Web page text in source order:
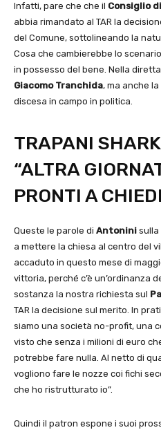
Infatti, pare che che il Consiglio
abbia rimandato al TAR la
del Comune, sottolineando la
Cosa che cambierebbe lo
in possesso del bene. Nella
Giacomo Tranchida, ma anche
discesa in campo in politica.
TRAPANI
“ALTRA
PRONTI A
Queste le parole di Antonini sulla
a mettere la chiesa al centro del
accaduto in questo mese di
vittoria, perché c’è un’ordinanza
sostanza la nostra richiesta sul
TAR la decisione sul merito. In
siamo una società no-profit, una
visto che senza i milioni di euro
potrebbe fare nulla. Al netto di
vogliono fare le nozze coi fichi
che ho ristrutturato io”.
Quindi il patron espone i suoi